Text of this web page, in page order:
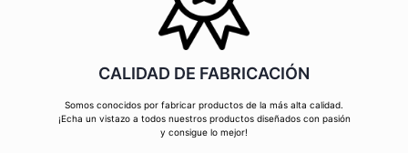
CALIDAD DE FABRICACIÓN
Somos conocidos por fabricar productos de la más alta calidad.
¡Echa un vistazo a todos nuestros productos diseñados con pasión
y consigue lo mejor!